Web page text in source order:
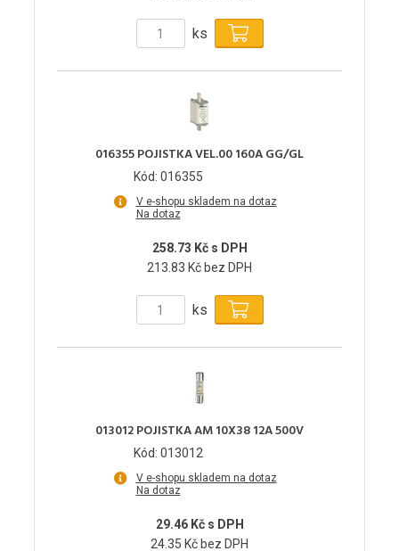
ks
016355 POJISTKA VEL.00 160A GG/GL
Kód: 016355
V e-shopu skladem na dotaz
Na dotaz
258.73 Kč s DPH
213.83 Kč bez DPH
ks
013012 POJISTKA AM 10X38 12A 500V
Kód: 013012
V e-shopu skladem na dotaz
Na dotaz
29.46 Kč s DPH
24.35 Kč bez DPH